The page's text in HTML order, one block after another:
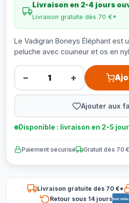
Livraison en 2-4 jours
Livraison gratuite dès 70 €*
Le Vadigran Boneys Éléphant est
peluche avec couineur et os en
− +
Ajouter aux
Disponible : livraison en 2-5
Paiement sécurisé Gratuit dès 70
Livraison gratuite dès 70 €*
Retour sous 14 joursBancontact